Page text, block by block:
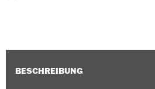
BESCHREIBUNG